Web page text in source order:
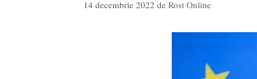
14 decembrie 2022 de Rost Online